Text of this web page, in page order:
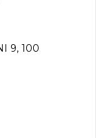
9, 100